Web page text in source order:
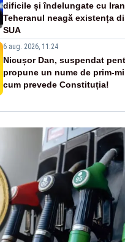
dificile și îndelungate cu
Teheranul neagă existența
SUA
6 aug. 2026, 11:24
Nicușor Dan, suspendat
propune un nume de prim-
cum prevede Constituția!